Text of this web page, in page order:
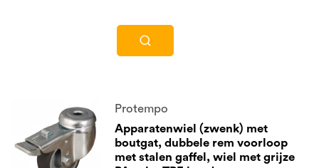
Protempo
Apparatenwiel (zwenk) met
boutgat, dubbele rem voorloop
met stalen gaffel, wiel met grijze